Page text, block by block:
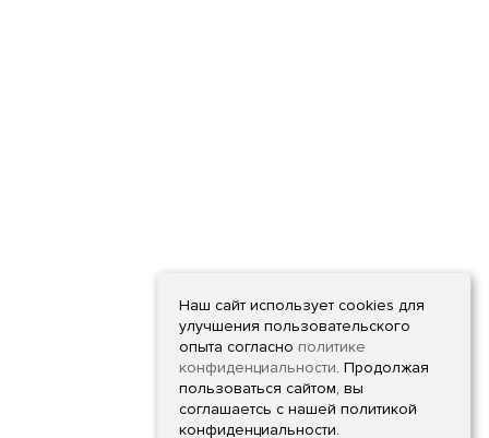
Наш сайт использует cookies для
улучшения пользовательского
опыта согласно политике
конфиденциальности. Продолжая
пользоваться сайтом, вы
соглашаетсь с нашей политикой
конфиденциальности.